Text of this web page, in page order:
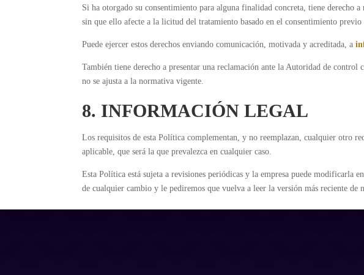
Si ha otorgado su consentimiento para alguna finalidad concreta, tiene derecho
sin que ello afecte a la licitud del tratamiento basado en el consentimiento previo
Puede ejercer estos derechos enviando comunicación, motivada y acreditada, a
También tiene derecho a presentar una reclamación ante la Autoridad de control
no se ajusta a la normativa vigente.
8. INFORMACIÓN LEGAL
Los requisitos de esta Política complementan, y no reemplazan, cualquier otro
aplicable, que será la que prevalezca en cualquier caso.
Esta Política está sujeta a revisiones periódicas y la empresa puede modificarla
de cualquier cambio y le pediremos que vuelva a leer la versión más reciente de